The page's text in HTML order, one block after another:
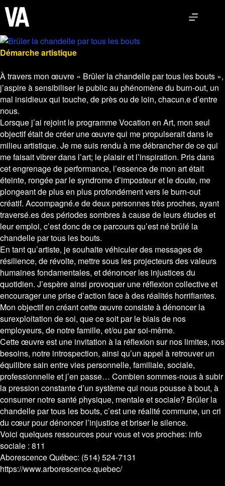
Skip
content
Démarche artistique
À travers mon œuvre « Brûler la chandelle par tous les bouts »,
j’aspire à sensibiliser le public au phénomène du burn-out, un
mal insidieux qui touche, de près ou de loin, chacun.e d’entre
nous.
Lorsque j’ai rejoint le programme Vocation en Art, mon seul
objectif était de créer une œuvre qui me propulserait dans le
milieu artistique. Je me suis rendu à me débrancher de ce qui
me faisait vibrer dans l’art; le plaisir et l’inspiration. Pris dans
cet engrenage de performance, l’essence de mon art était
éteinte, rongée par le syndrome d’imposteur et le doute, me
plongeant de plus en plus profondément vers le burn-out
créatif. Accompagné.e de deux personnes très proches, ayant
traversé.es des périodes sombres à cause de leurs études et
leur emploi, c’est donc de ce parcours qu’est né brûlé la
chandelle par tous les bouts.
En tant qu’artiste, je souhaite véhiculer des messages de
résilience, de révolte, mettre sous les projecteurs des valeurs
humaines fondamentales, et dénoncer les injustices du
quotidien. J’espère ainsi provoquer une réflexion collective et
encourager une prise d’action face à des réalités horrifiantes.
Mon objectif en créant cette œuvre consiste à dénoncer la
surexploitation de soi, que ce soit par le biais de nos
employeurs, de notre famille, et/ou par soi-même.
Cette œuvre est une invitation à la réflexion sur nos limites, nos
besoins, notre introspection, ainsi qu’un appel à retrouver un
équilibre sain entre vies personnelle, familiale, sociale,
professionnelle et j’en passe… Combien sommes-nous à subir
la pression constante d’un système qui nous pousse à bout, à
consumer notre santé physique, mentale et sociale? Brûler la
chandelle par tous les bouts, c’est une réalité commune, un cri
du cœur pour dénoncer l’injustice et briser le silence.
Voici quelques ressources pour vous et vos proches: info
sociale : 811
Aborescence Québec: (514) 524-7131
https://www.arborescence.quebec/